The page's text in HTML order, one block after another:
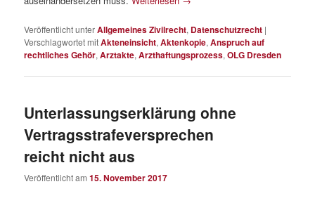
Veröffentlicht unterAllgemeines Zivilrecht, Datenschutzrecht |
Verschlagwortet mitAkteneinsicht,Aktenkopie,Anspruch auf
rechtliches Gehör,Arztakte,Arzthaftungsprozess,OLG Dresden
Unterlassungserklärung ohne
Vertragsstrafeversprechen
reicht nicht aus
Veröffentlicht am15. November 2017